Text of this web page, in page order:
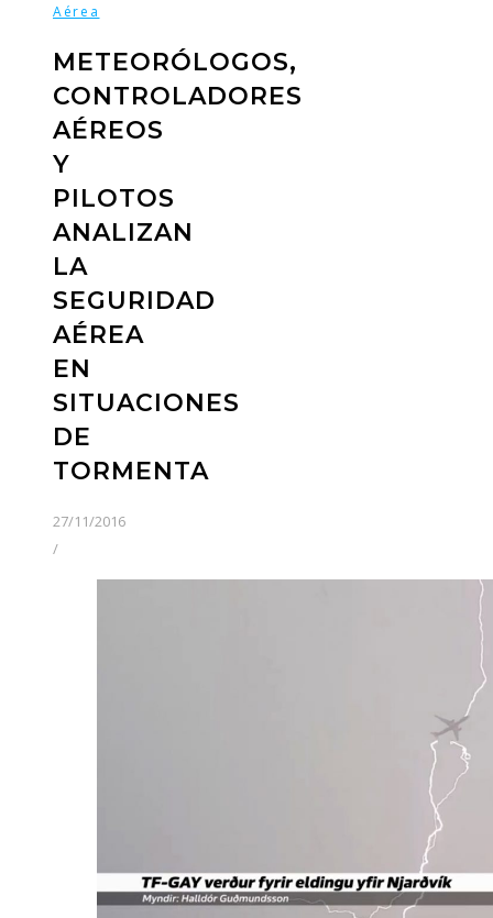
Aérea
METEORÓLOGOS,
CONTROLADORES
AÉREOS
Y
PILOTOS
ANALIZAN
LA
SEGURIDAD
AÉREA
EN
SITUACIONES
DE
TORMENTA
27/11/2016
/